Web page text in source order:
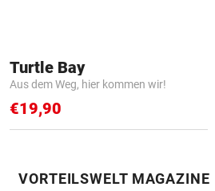
Turtle Bay
Aus dem Weg, hier kommen wir!
€19,90
VORTEILSWELT MAGAZINE